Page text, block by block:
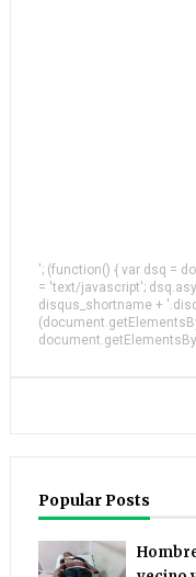
'; (function() { var dsq =
= 'text/javascript';
disqus_shortname +
Popular Posts